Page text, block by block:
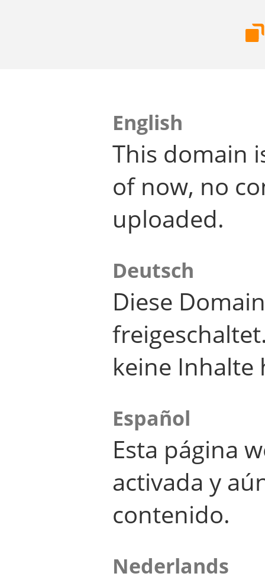
English
This domain
of now, no
uploaded.
Deutsch
Diese
keine Inhalte
Español
Esta página
activada y
contenido.
Nederlands